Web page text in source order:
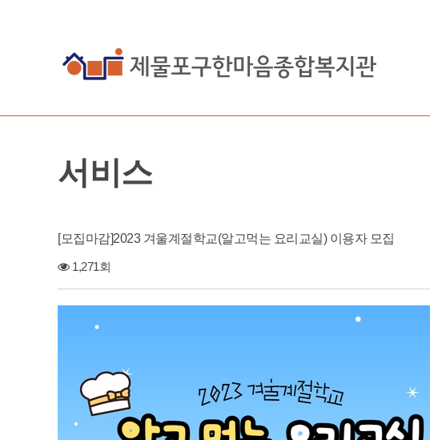
서비스
[모집마감]2023 겨울계절학교(알고먹는 요리교실) 이용자 모집
1,271회